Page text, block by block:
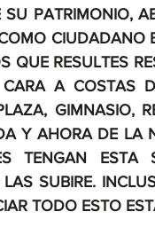
SU PATRIMONIO,
CIUDADANO
QUE RESULTES
A COSTAS
GIMNASIO,
Y AHORA DE LA
TENGAN ESTA
SUBIRE.
TODO ESTO